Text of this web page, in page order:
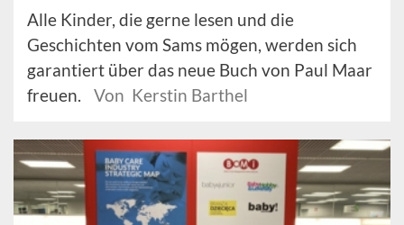
Alle Kinder, die gerne lesen und die
Geschichten vom Sams mögen, werden sich
garantiert über das neue Buch von Paul Maar
freuen.
Von Kerstin Barthel